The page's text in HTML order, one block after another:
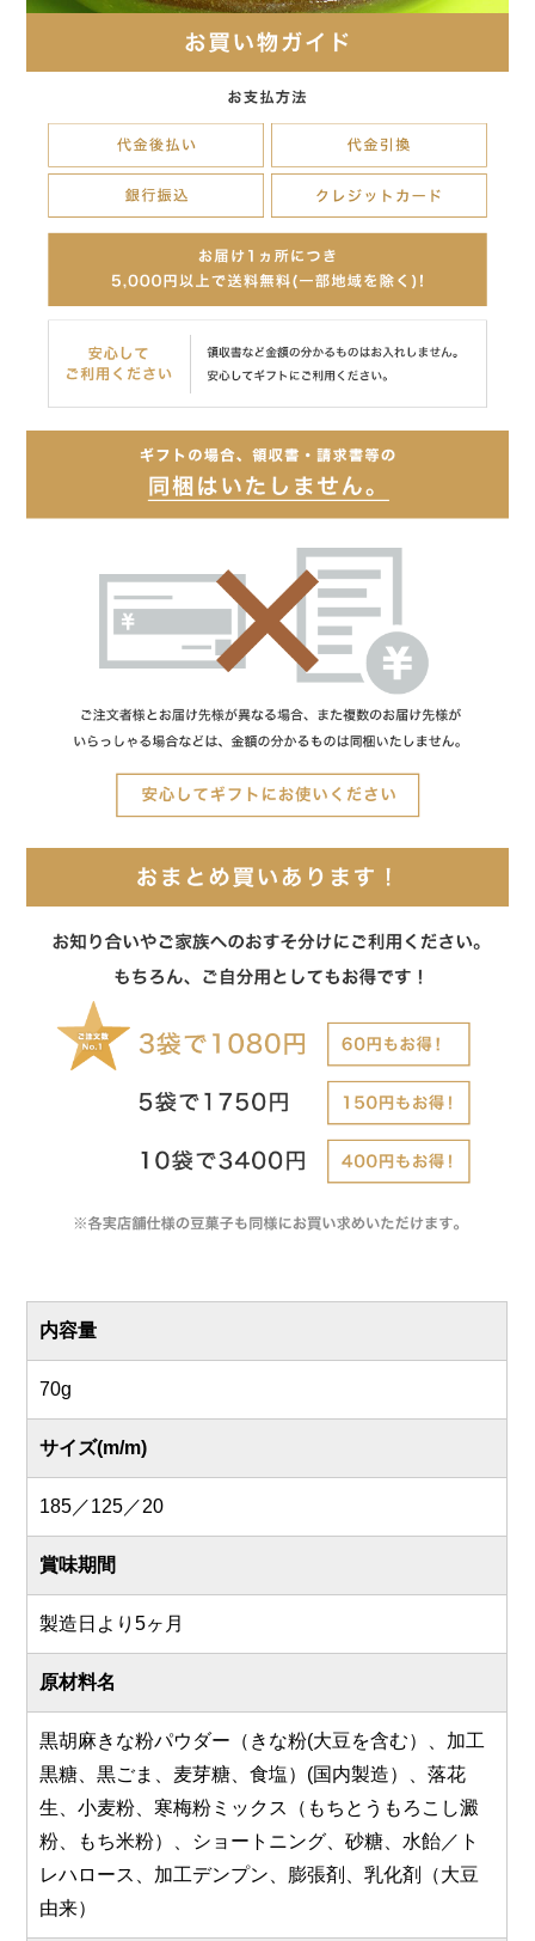
内容量
70g
サイズ(m/m)
185／125／20
賞味期間
製造日より5ヶ月
原材料名
黒胡麻きな粉パウダー（きな粉(大豆を含む）、加工
黒糖、黒ごま、麦芽糖、食塩）(国内製造）、落花
生、小麦粉、寒梅粉ミックス（もちとうもろこし澱
粉、もち米粉）、ショートニング、砂糖、水飴／ト
レハロース、加工デンプン、膨張剤、乳化剤（大豆
由来）